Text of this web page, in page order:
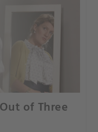
of Three